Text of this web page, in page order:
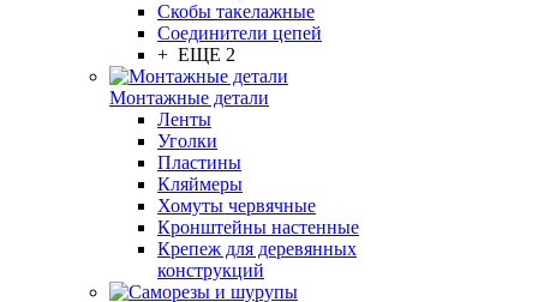
Скобы такелажные
Соединители цепей
+ ЕЩЕ 2
Монтажные детали
Ленты
Уголки
Пластины
Кляймеры
Хомуты червячные
Кронштейны настенные
Крепеж для деревянных
конструкций